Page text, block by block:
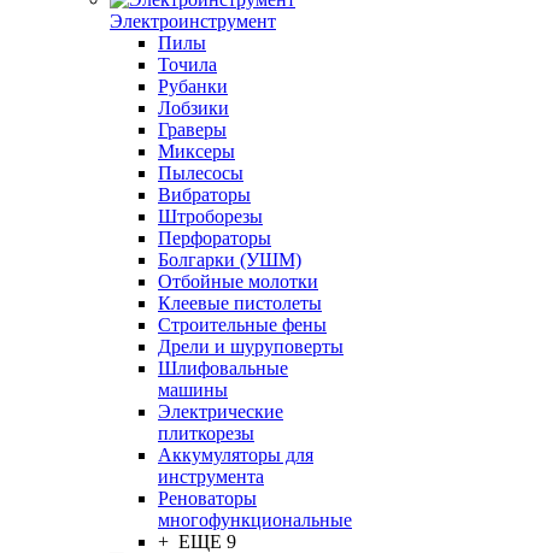
Электроинструмент
Пилы
Точила
Рубанки
Лобзики
Граверы
Миксеры
Пылесосы
Вибраторы
Штроборезы
Перфораторы
Болгарки (УШМ)
Отбойные молотки
Клеевые пистолеты
Строительные фены
Дрели и шуруповерты
Шлифовальные
машины
Электрические
плиткорезы
Аккумуляторы для
инструмента
Реноваторы
многофункциональные
+ ЕЩЕ 9